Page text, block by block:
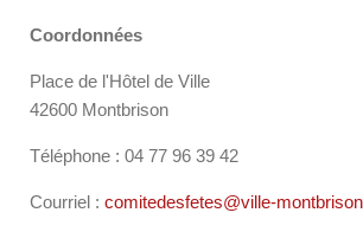
Coordonnées
Place de l'Hôtel de Ville
42600 Montbrison
Téléphone : 04 77 96 39 42
Courriel : comitedesfetes@ville-